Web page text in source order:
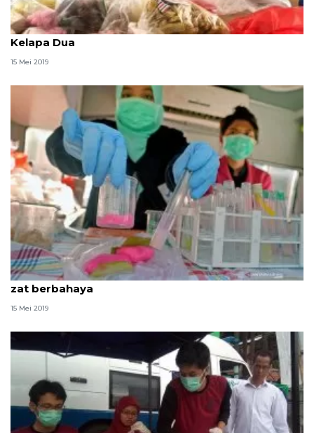
POM Tangerang pantau bahan makanan di pasar
Kelapa Dua
15 Mei 2019
POM Tangerang temukan kue gabus mengadung
zat berbahaya
15 Mei 2019